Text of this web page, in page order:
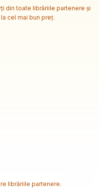
din toate librăriile partenere și
cel mai bun preț.
librăriile partenere.